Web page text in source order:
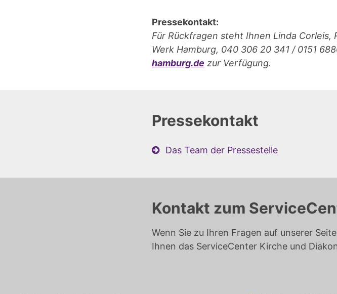
Pressekontakt:
Für Rückfragen steht Ihnen Linda
Werk Hamburg, 040 306 20 341 / 0151
hamburg.de zur Verfügung.
Pressekontakt
Das Team der Pressestelle
Kontakt zum
Wenn Sie zu Ihren Fragen auf unserer
Ihnen das ServiceCenter Kirche und